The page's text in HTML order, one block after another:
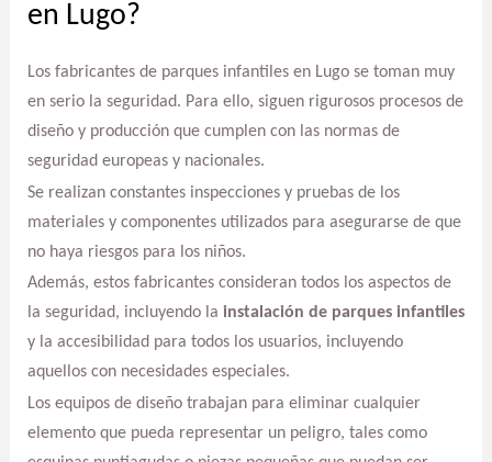
en Lugo?
Los fabricantes de parques infantiles en Lugo se toman muy
en serio la seguridad. Para ello, siguen rigurosos procesos de
diseño y producción que cumplen con las normas de
seguridad europeas y nacionales.
Se realizan constantes inspecciones y pruebas de los
materiales y componentes utilizados para asegurarse de que
no haya riesgos para los niños.
Además, estos fabricantes consideran todos los aspectos de
la seguridad, incluyendo la instalación de parques infantiles
y la accesibilidad para todos los usuarios, incluyendo
aquellos con necesidades especiales.
Los equipos de diseño trabajan para eliminar cualquier
elemento que pueda representar un peligro, tales como